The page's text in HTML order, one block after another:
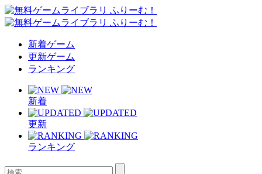
新着ゲーム
更新ゲーム
ランキング
新着
更新
ランキング